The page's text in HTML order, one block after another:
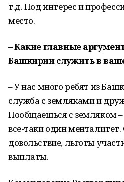
т.д. Под интерес и
место.
– Какие главные
Башкирии служить в
– У нас много ребят из
служба с земляками и
Пообщаешься с земляком
все-таки один
довольствие, льготы
выплаты.